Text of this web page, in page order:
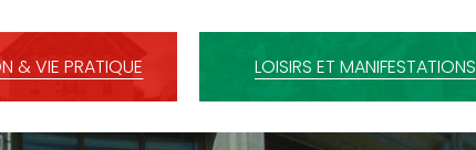
& VIE PRATIQUE LOISIRS ET MANIFESTATIONS